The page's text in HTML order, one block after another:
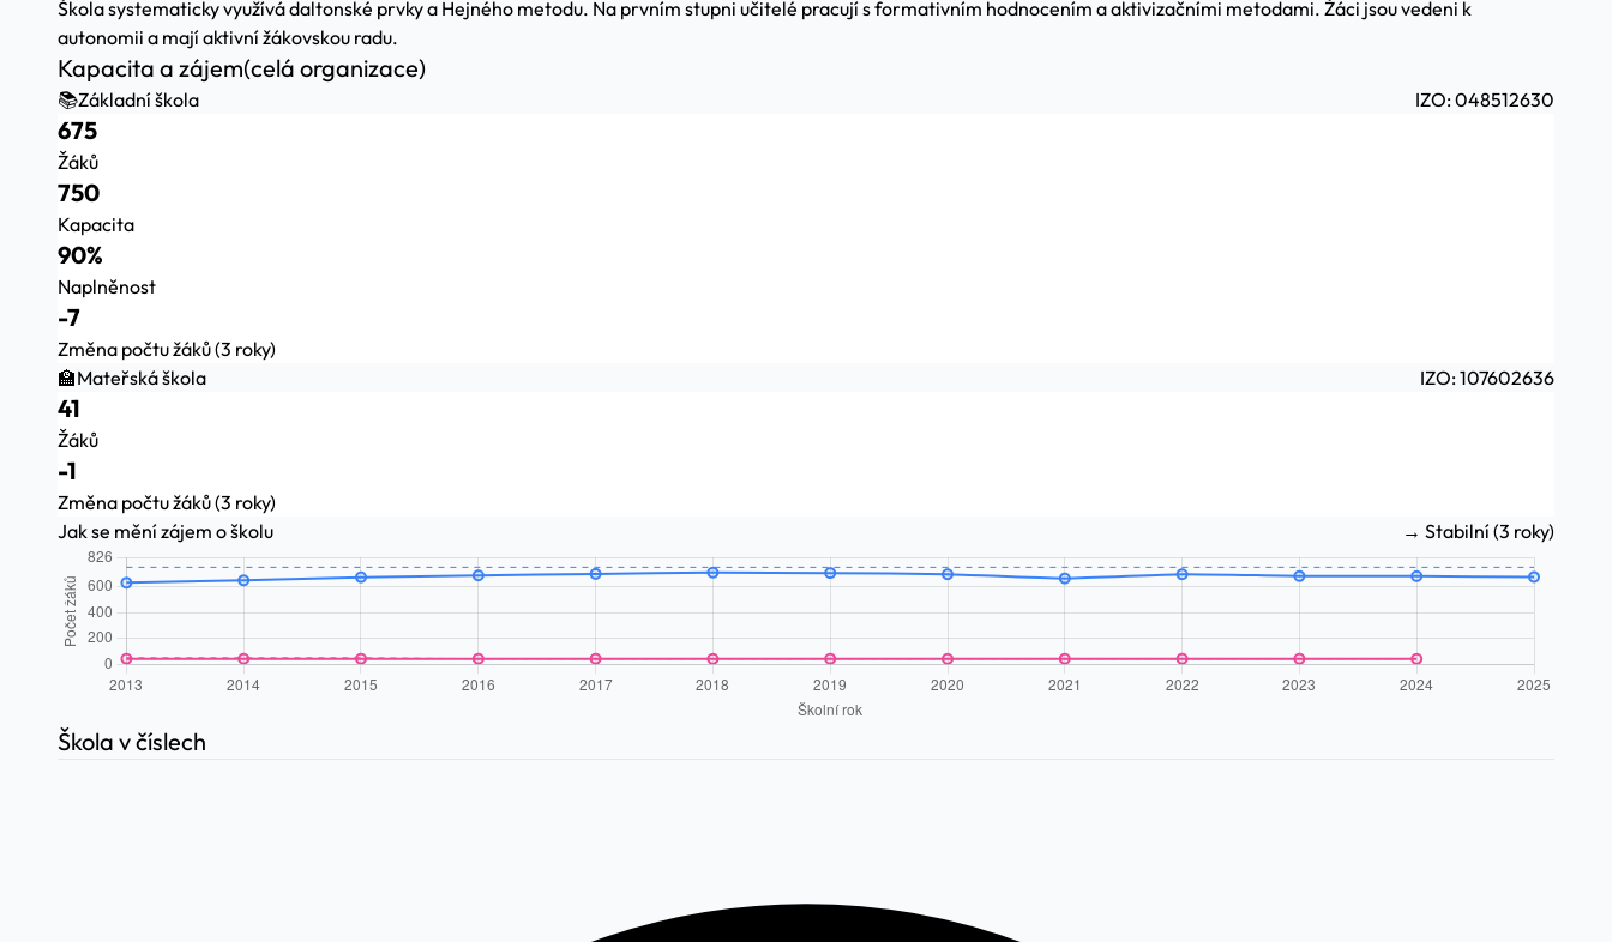
Škola systematicky využívá daltonské prvky a Hejného metodu. Na prvním stupni učitelé pracují s formativním hodnocením a aktivizačními metodami. Žáci jsou vedeni k
autonomii a mají aktivní žákovskou radu.
Kapacita a zájem(celá organizace)
📚Základní škola IZO: 048512630
675
Žáků
750
Kapacita
90%
Naplněnost
-7
Změna počtu žáků (3 roky)
🏫Mateřská škola IZO: 107602636
41
Žáků
-1
Změna počtu žáků (3 roky)
Jak se mění zájem o školu
→ Stabilní (3 roky)
Škola v číslech